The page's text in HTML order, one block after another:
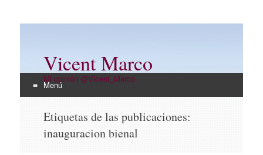
Vicent Marco
Mi opinión @Vicent_Marco
Menú
contenido
Etiquetas de las publicaciones:
inauguracion bienal